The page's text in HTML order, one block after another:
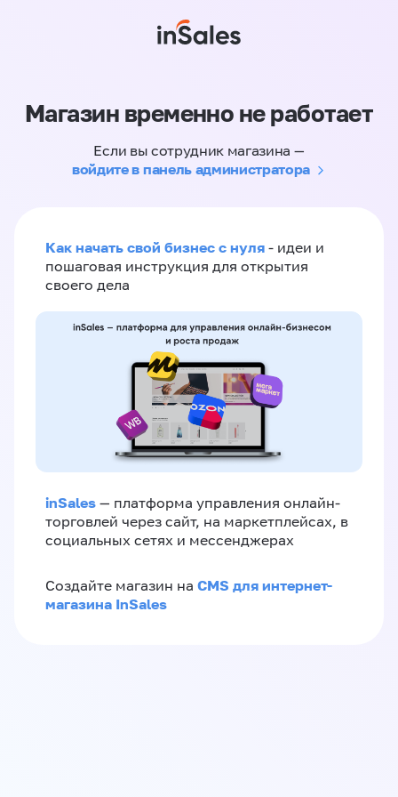
Магазин временно не работает
Если вы сотрудник магазина —
войдите в панель администратора
Как начать свой бизнес с нуля - идеи и
пошаговая инструкция для открытия
своего дела
inSales — платформа управления онлайн-
торговлей через сайт, на маркетплейсах, в
социальных сетях и мессенджерах
Создайте магазин на CMS для интернет-
магазина InSales